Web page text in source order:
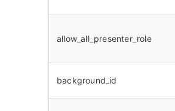
allow_all_presenter_role
background_id